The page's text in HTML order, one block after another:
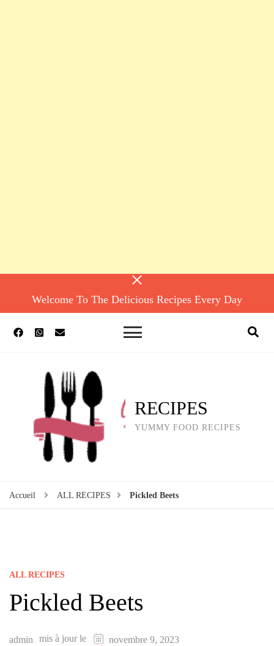
Welcome To The Delicious Recipes Every Day
RECIPES
YUMMY FOOD RECIPES
Accueil ALL RECIPES Pickled Beets
ALL RECIPES
Pickled Beets
admin mis à jour le novembre 9, 2023